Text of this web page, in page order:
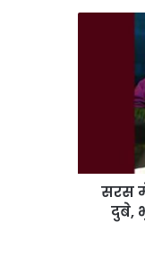
सरस
दुबे,